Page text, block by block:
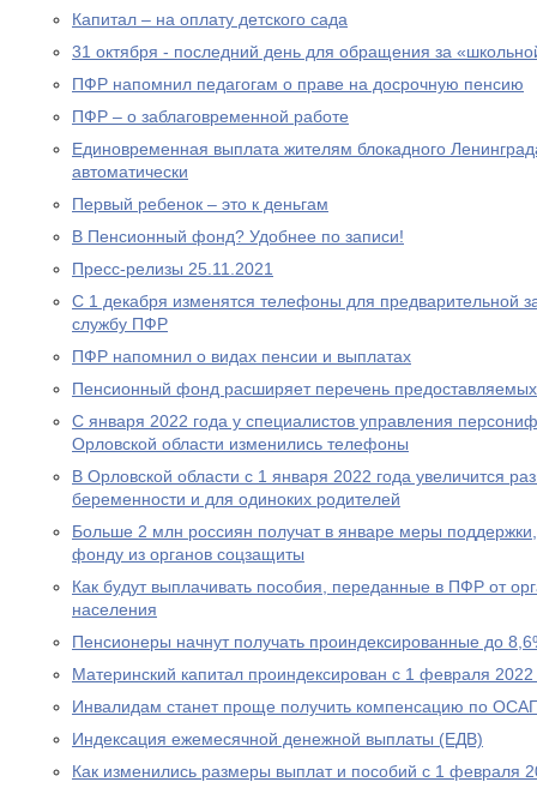
Капитал – на оплату детского сада
31 октября - последний день для обращения за
ПФР напомнил педагогам о праве на досрочную пенсию
ПФР – о заблаговременной работе
Единовременная выплата жителям блокадного
автоматически
Первый ребенок – это к деньгам
В Пенсионный фонд? Удобнее по записи!
Пресс-релизы 25.11.2021
С 1 декабря изменятся телефоны для предварительной
службу ПФР
ПФР напомнил о видах пенсии и выплатах
Пенсионный фонд расширяет перечень
С января 2022 года у специалистов управления
Орловской области изменились телефоны
В Орловской области с 1 января 2022 года увеличится
беременности и для одиноких родителей
Больше 2 млн россиян получат в январе меры
фонду из органов соцзащиты
Как будут выплачивать пособия, переданные в ПФР от
населения
Пенсионеры начнут получать проиндексированные до
Материнский капитал проиндексирован с 1 февраля 2022
Инвалидам станет проще получить компенсацию по
Индексация ежемесячной денежной выплаты (ЕДВ)
Как изменились размеры выплат и пособий с 1 февраля